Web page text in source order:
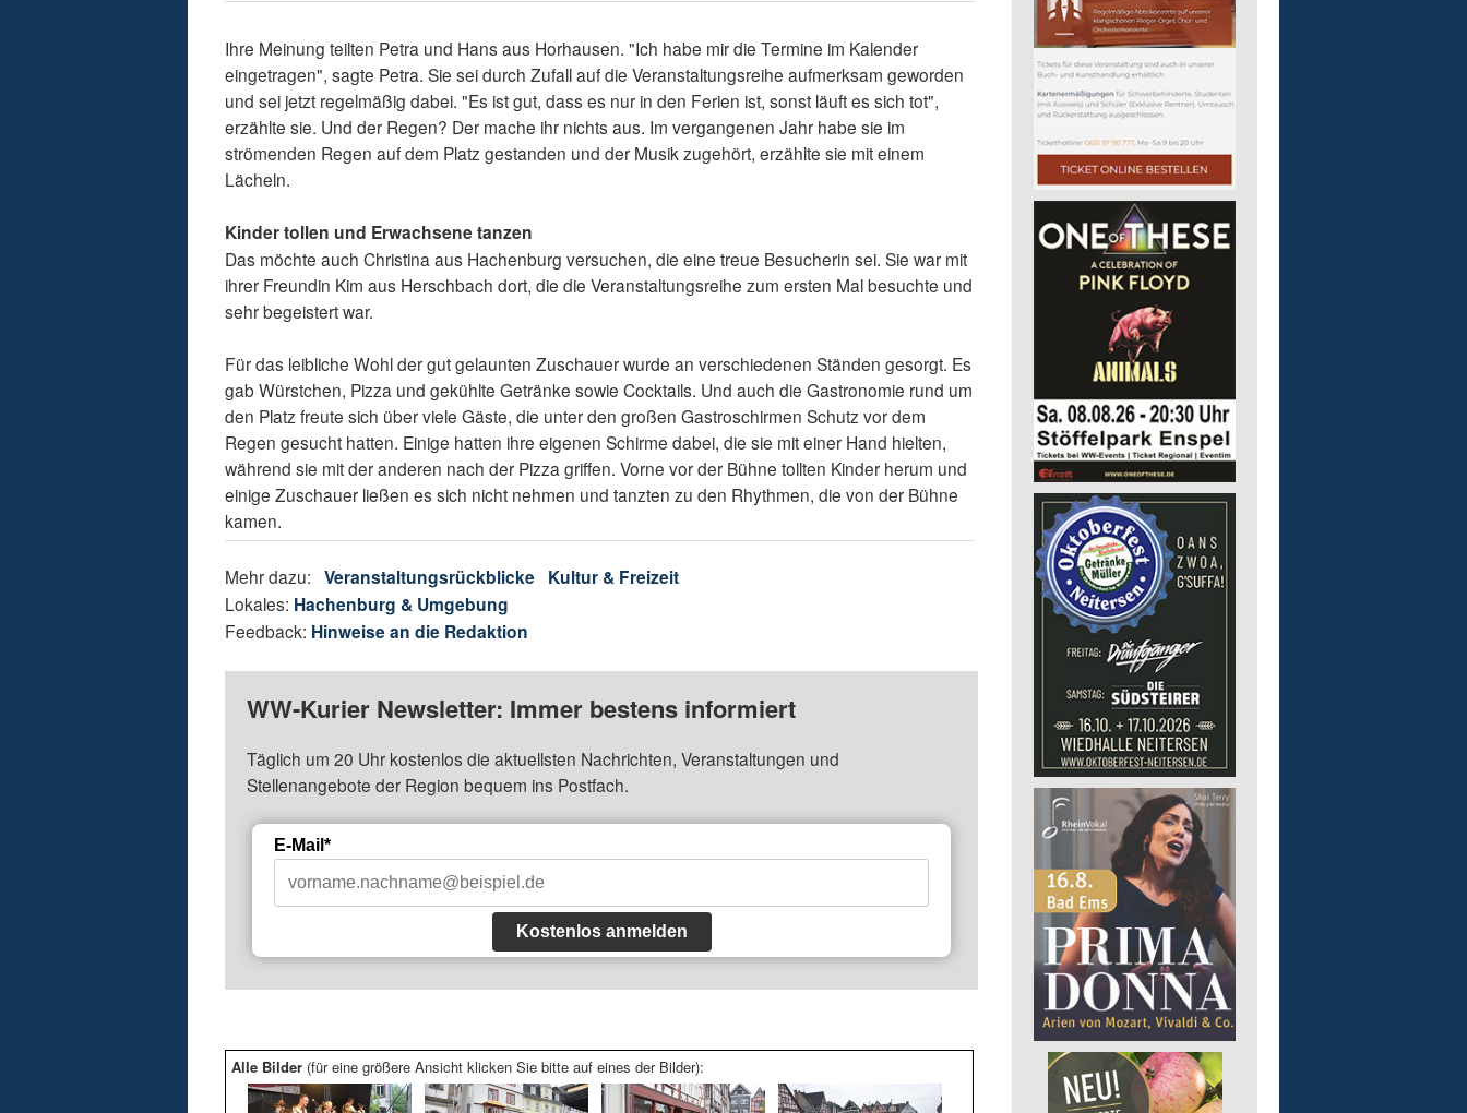
Ihre Meinung teilten Petra und Hans aus Horhausen. "Ich habe mir die Termine im Kalender
eingetragen", sagte Petra. Sie sei durch Zufall auf die Veranstaltungsreihe aufmerksam geworden
und sei jetzt regelmäßig dabei. "Es ist gut, dass es nur in den Ferien ist, sonst läuft es sich tot",
erzählte sie. Und der Regen? Der mache ihr nichts aus. Im vergangenen Jahr habe sie im
strömenden Regen auf dem Platz gestanden und der Musik zugehört, erzählte sie mit einem
Lächeln.
Kinder tollen und Erwachsene tanzen
Das möchte auch Christina aus Hachenburg versuchen, die eine treue Besucherin sei. Sie war mit
ihrer Freundin Kim aus Herschbach dort, die die Veranstaltungsreihe zum ersten Mal besuchte und
sehr begeistert war.
Für das leibliche Wohl der gut gelaunten Zuschauer wurde an verschiedenen Ständen gesorgt. Es
gab Würstchen, Pizza und gekühlte Getränke sowie Cocktails. Und auch die Gastronomie rund um
den Platz freute sich über viele Gäste, die unter den großen Gastroschirmen Schutz vor dem
Regen gesucht hatten. Einige hatten ihre eigenen Schirme dabei, die sie mit einer Hand hielten,
während sie mit der anderen nach der Pizza griffen. Vorne vor der Bühne tollten Kinder herum und
einige Zuschauer ließen es sich nicht nehmen und tanzten zu den Rhythmen, die von der Bühne
kamen.
Mehr dazu:Veranstaltungsrückblicke Kultur & Freizeit
Lokales: Hachenburg & Umgebung
Feedback: Hinweise an die Redaktion
WW-Kurier Newsletter: Immer bestens informiert
Täglich um 20 Uhr kostenlos die aktuellsten Nachrichten, Veranstaltungen und
Stellenangebote der Region bequem ins Postfach.
E-Mail*
Kostenlos anmelden
Alle Bilder (für eine größere Ansicht klicken Sie bitte auf eines der Bilder):